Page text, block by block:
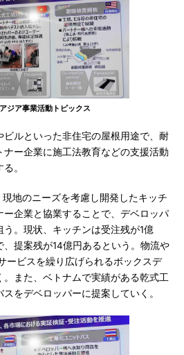
ジア事業活動トピックス
ルといった非住宅の屋根用途で、耐
ー企業に施工法教育などの支援活動
。
地のニーズを考慮し開発したキッチ
ー企業と協業することで、デベロッパ
。現状、キッチンは受注残が1億
提案残が14億円あるという。物流や
ービスを繰り広げられるボックスデ
また、ベトナムで実績がある乾式工
をデベロッパーに提案していく。